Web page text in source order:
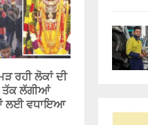
ਰਹੀ ਲੋਕਾਂ ਦੀ
ਤੱਕ ਲੱਗੀਆਂ
ਲਈ ਵਧਾਇਆ